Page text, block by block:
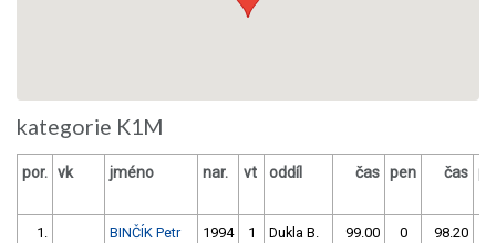
kategorie K1M
por. vk jméno nar. vt oddíl čas pen čas
1. BINČÍK Petr 1994 1 Dukla B. 99.00 0 98.20